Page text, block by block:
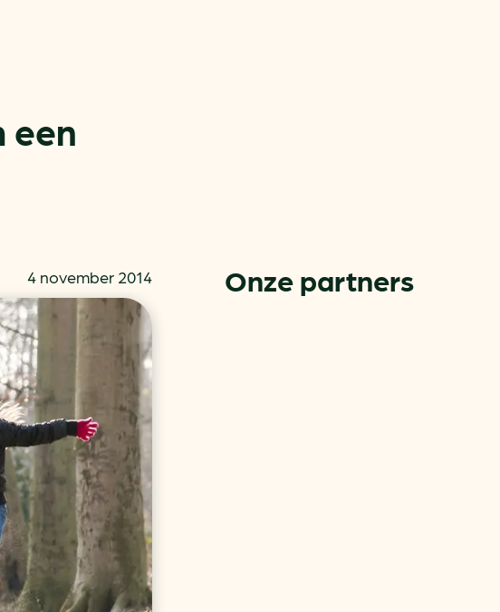
voor ondernemers
klimaatschade
besparen
besparen
of recyclen van bijproducten
op uw PC
(073) 822 74 86
een
4 november 2014 Onze partners